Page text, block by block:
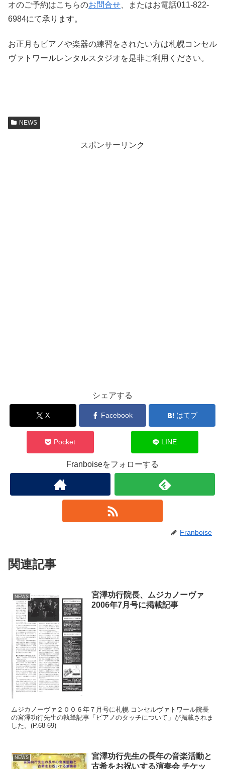
オのご予約はこちらのお問合せ 、またはお電話011-822-
6984にて承ります。
お正月もピアノや楽器の練習をされたい方は札幌コンセル
ヴァトワールレンタルスタジオを是非ご利用ください。
NEWS
スポンサーリンク
シェアする
X Facebook はてブ
Pocket LINE
Franboiseをフォローする
Franboise
関連記事
NEWS
宮澤功行院長、ムジカノーヴァ
2006年7月号に掲載記事
ムジカノーヴァ２００６年７月号に札幌 コンセルヴァトワール院長
の宮澤功行先生の執筆記事「ピアノのタッチについて」が掲載されま
した。(P.68-69)
NEWS
宮澤功行先生の長年の音楽活動と
古希をお祝いする演奏会 チケッ